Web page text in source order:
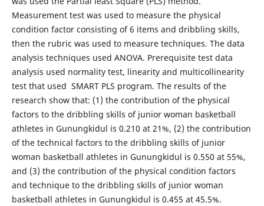
Measurement test was used to measure the physical
condition factor consisting of 6 items and dribbling skills,
then the rubric was used to measure techniques. The data
analysis techniques used ANOVA. Prerequisite test data
analysis used normality test, linearity and multicollinearity
test that used SMART PLS program. The results of the
research show that: (1) the contribution of the physical
factors to the dribbling skills of junior woman basketball
athletes in Gunungkidul is 0.210 at 21%, (2) the contribution
of the technical factors to the dribbling skills of junior
woman basketball athletes in Gunungkidul is 0.550 at 55%,
and (3) the contribution of the physical condition factors
and technique to the dribbling skills of junior woman
basketball athletes in Gunungkidul is 0.455 at 45.5%.